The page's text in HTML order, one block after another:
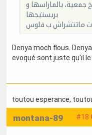
جمعية، بالماراسها و
بريستيجها
ماتتشراش ب فلوس
Denya moch flous.
evoqué sont juste qu'il
toutou esperance,
#18
montana-89